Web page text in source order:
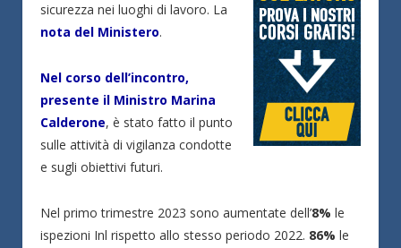
sicurezza nei luoghi di lavoro. La
nota del Ministero.
Nel corso dell’incontro,
presente il Ministro Marina
Calderone, è stato fatto il punto
sulle attività di vigilanza condotte
e sugli obiettivi futuri.
Nel primo trimestre 2023 sono aumentate dell’8% le
ispezioni Inl rispetto allo stesso periodo 2022. 86% le